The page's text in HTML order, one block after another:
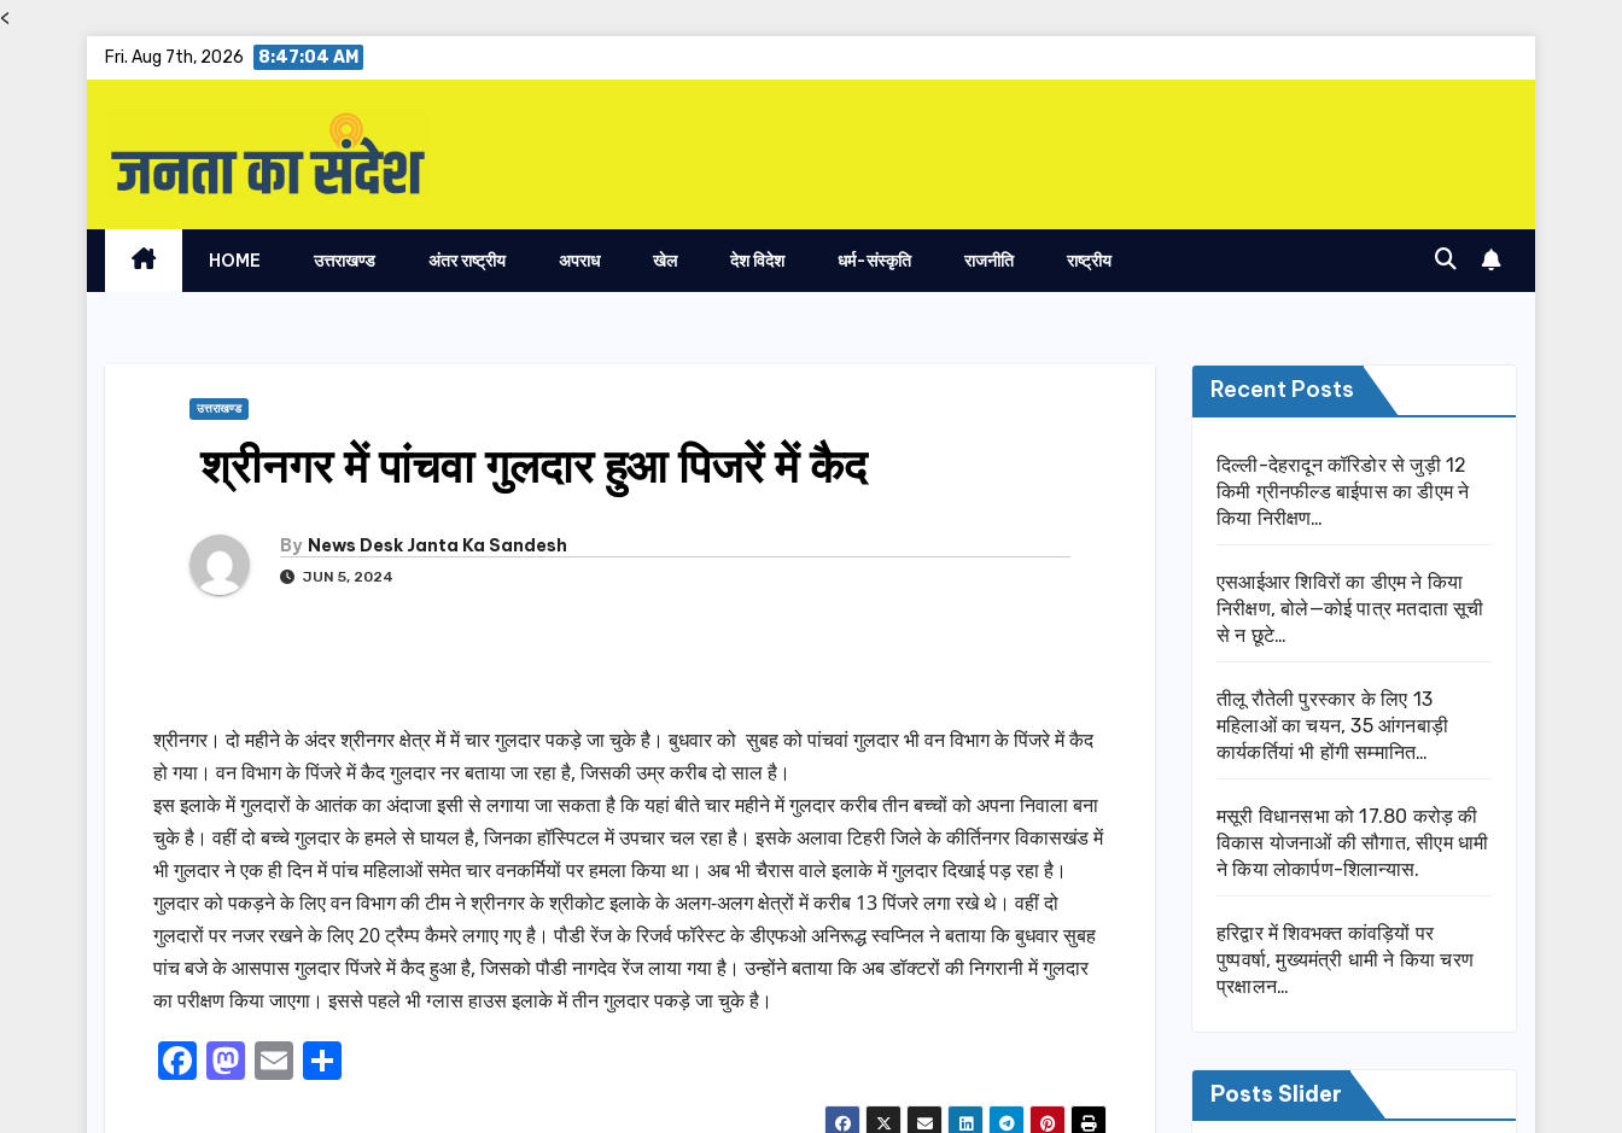
<
Fri. Aug 7th, 2026 8:47:05 AM
HOME उत्तराखण्ड अंतर राष्ट्रीय अपराध खेल देश विदेश धर्म-संस्कृति राजनीति राष्ट्रीय
उत्तराखण्ड
श्रीनगर में पांचवा गुलदार हुआ पिजरें में कैद
By News Desk Janta Ka Sandesh
JUN 5, 2024
श्रीनगर। दो महीने के अंदर श्रीनगर क्षेत्र में में चार गुलदार पकड़े जा चुके है। बुधवार को सुबह को पांचवां गुलदार भी वन विभाग के पिंजरे में कैद
हो गया। वन विभाग के पिंजरे में कैद गुलदार नर बताया जा रहा है, जिसकी उम्र करीब दो साल है।
इस इलाके में गुलदारों के आतंक का अंदाजा इसी से लगाया जा सकता है कि यहां बीते चार महीने में गुलदार करीब तीन बच्चों को अपना निवाला बना
चुके है। वहीं दो बच्चे गुलदार के हमले से घायल है, जिनका हॉस्पिटल में उपचार चल रहा है। इसके अलावा टिहरी जिले के कीर्तिनगर विकासखंड में
भी गुलदार ने एक ही दिन में पांच महिलाओं समेत चार वनकर्मियों पर हमला किया था। अब भी चैरास वाले इलाके में गुलदार दिखाई पड़ रहा है।
गुलदार को पकड़ने के लिए वन विभाग की टीम ने श्रीनगर के श्रीकोट इलाके के अलग-अलग क्षेत्रों में करीब 13 पिंजरे लगा रखे थे। वहीं दो
गुलदारों पर नजर रखने के लिए 20 ट्रैम्प कैमरे लगाए गए है। पौडी रेंज के रिजर्व फॉरेस्ट के डीएफओ अनिरूद्ध स्वप्निल ने बताया कि बुधवार सुबह
पांच बजे के आसपास गुलदार पिंजरे में कैद हुआ है, जिसको पौडी नागदेव रेंज लाया गया है। उन्होंने बताया कि अब डॉक्टरों की निगरानी में गुलदार
का परीक्षण किया जाएगा। इससे पहले भी ग्लास हाउस इलाके में तीन गुलदार पकड़े जा चुके है।
F
M E
Recent Posts
दिल्ली-देहरादून कॉरिडोर से जुड़ी 12
किमी ग्रीनफील्ड बाईपास का डीएम ने
किया निरीक्षण…
एसआईआर शिविरों का डीएम ने किया
निरीक्षण, बोले—कोई पात्र मतदाता सूची
से न छूटे…
तीलू रौतेली पुरस्कार के लिए 13
महिलाओं का चयन, 35 आंगनबाड़ी
कार्यकर्तियां भी होंगी सम्मानित…
मसूरी विधानसभा को 17.80 करोड़ की
विकास योजनाओं की सौगात, सीएम धामी
ने किया लोकार्पण-शिलान्यास.
हरिद्वार में शिवभक्त कांवड़ियों पर
पुष्पवर्षा, मुख्यमंत्री धामी ने किया चरण
प्रक्षालन…
Posts Slider